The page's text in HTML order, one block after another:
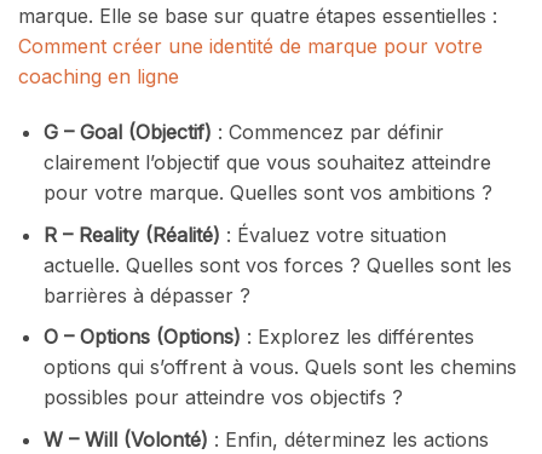
marque. Elle se base sur quatre étapes essentielles :
Comment créer une identité de marque pour votre
coaching en ligne
G – Goal (Objectif) : Commencez par définir
clairement l’objectif que vous souhaitez atteindre
pour votre marque. Quelles sont vos ambitions ?
R – Reality (Réalité) : Évaluez votre situation
actuelle. Quelles sont vos forces ? Quelles sont les
barrières à dépasser ?
O – Options (Options) : Explorez les différentes
options qui s’offrent à vous. Quels sont les chemins
possibles pour atteindre vos objectifs ?
W – Will (Volonté) : Enfin, déterminez les actions